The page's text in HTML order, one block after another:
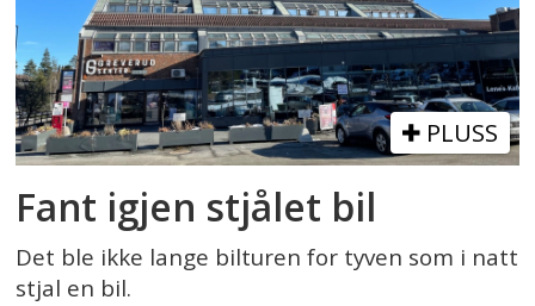
PLUSS
Fant igjen stjålet bil
Det ble ikke lange bilturen for tyven som i natt
stjal en bil.